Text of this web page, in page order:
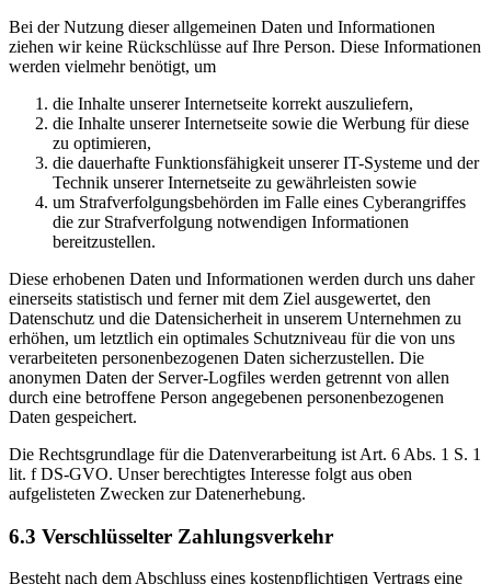
Bei der Nutzung dieser allgemeinen Daten und Informationen
ziehen wir keine Rückschlüsse auf Ihre Person. Diese Informationen
werden vielmehr benötigt, um
die Inhalte unserer Internetseite korrekt auszuliefern,
die Inhalte unserer Internetseite sowie die Werbung für diese
zu optimieren,
die dauerhafte Funktionsfähigkeit unserer IT-Systeme und der
Technik unserer Internetseite zu gewährleisten sowie
um Strafverfolgungsbehörden im Falle eines Cyberangriffes
die zur Strafverfolgung notwendigen Informationen
bereitzustellen.
Diese erhobenen Daten und Informationen werden durch uns daher
einerseits statistisch und ferner mit dem Ziel ausgewertet, den
Datenschutz und die Datensicherheit in unserem Unternehmen zu
erhöhen, um letztlich ein optimales Schutzniveau für die von uns
verarbeiteten personenbezogenen Daten sicherzustellen. Die
anonymen Daten der Server-Logfiles werden getrennt von allen
durch eine betroffene Person angegebenen personenbezogenen
Daten gespeichert.
Die Rechtsgrundlage für die Datenverarbeitung ist Art. 6 Abs. 1 S. 1
lit. f DS-GVO. Unser berechtigtes Interesse folgt aus oben
aufgelisteten Zwecken zur Datenerhebung.
6.3 Verschlüsselter Zahlungsverkehr
Besteht nach dem Abschluss eines kostenpflichtigen Vertrags eine